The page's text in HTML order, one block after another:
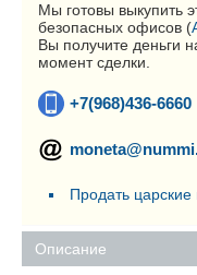
Мы готовы выкупить
безопасных офисов (
Вы получите деньги
момент сделки.
+7(968)436-6660
Продать
Описание